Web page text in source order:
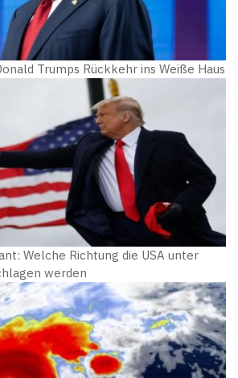
Trumps Rückkehr ins Weiße Haus
Welche Richtung die USA unter
werden